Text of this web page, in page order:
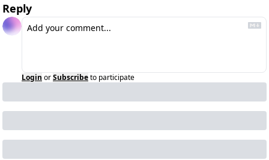
Reply
Login orSubscribeto participate